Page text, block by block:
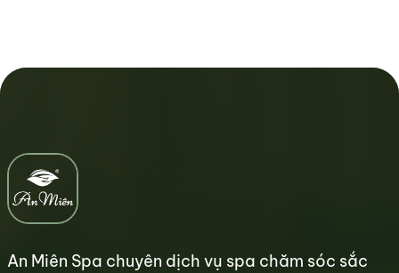
An Miên Spa chuyên dịch vụ spa chăm sóc sắc